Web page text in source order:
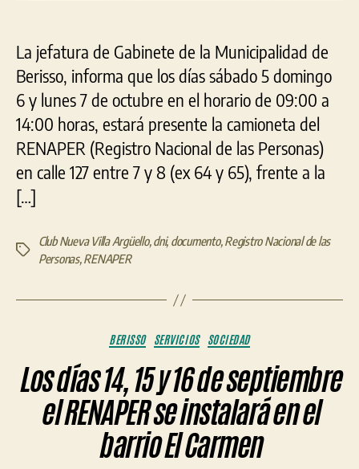
La jefatura de Gabinete de la Municipalidad de
Berisso, informa que los días sábado 5 domingo
6 y lunes 7 de octubre en el horario de 09:00 a
14:00 horas, estará presente la camioneta del
RENAPER (Registro Nacional de las Personas)
en calle 127 entre 7 y 8 (ex 64 y 65), frente a la
[…]
Etiquetas
Club Nueva Villa Argüello,dni, documento,Registro Nacional de las
Personas,RENAPER
Categorías
BERISSO SERVICIOS SOCIEDAD
Los días 14, 15 y 16 de septiembre
el RENAPER se instalará en el
barrio El Carmen